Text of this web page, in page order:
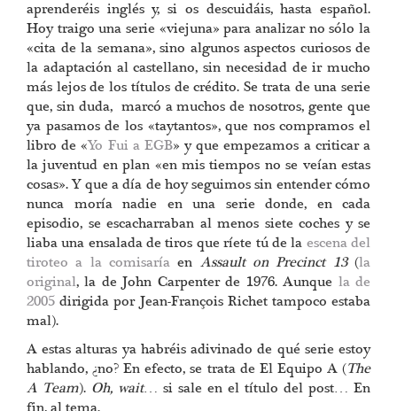
aprenderéis inglés y, si os descuidáis, hasta español.
Hoy traigo una serie «viejuna» para analizar no sólo la
«cita de la semana», sino algunos aspectos curiosos de
la adaptación al castellano, sin necesidad de ir mucho
más lejos de los títulos de crédito. Se trata de una serie
que, sin duda, marcó a muchos de nosotros, gente que
ya pasamos de los «taytantos», que nos compramos el
libro de «Yo Fui a EGB» y que empezamos a criticar a
la juventud en plan «en mis tiempos no se veían estas
cosas». Y que a día de hoy seguimos sin entender cómo
nunca moría nadie en una serie donde, en cada
episodio, se escacharraban al menos siete coches y se
liaba una ensalada de tiros que ríete tú de la escena del
tiroteo a la comisaríaen Assault on Precinct 13(la
original, la de John Carpenter de 1976. Aunque la de
2005dirigida por Jean-François Richet tampoco estaba
mal).
A estas alturas ya habréis adivinado de qué serie estoy
hablando, ¿no? En efecto, se trata de El Equipo A (The
A Team). Oh, wait… si sale en el título del post… En